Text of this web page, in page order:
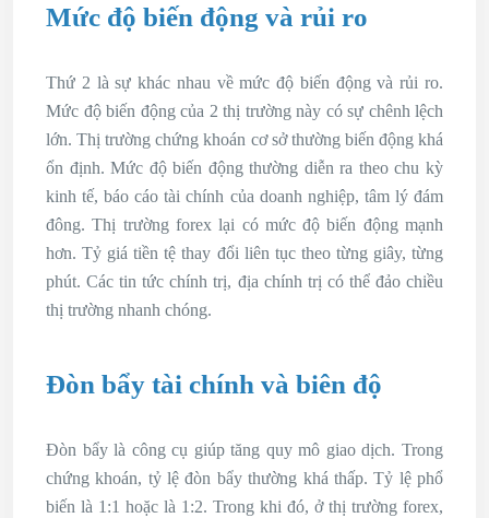
Mức độ biến động và rủi ro
Thứ 2 là sự khác nhau về mức độ biến động và rủi ro.
Mức độ biến động của 2 thị trường này có sự chênh lệch
lớn. Thị trường chứng khoán cơ sở thường biến động khá
ổn định. Mức độ biến động thường diễn ra theo chu kỳ
kinh tế, báo cáo tài chính của doanh nghiệp, tâm lý đám
đông. Thị trường forex lại có mức độ biến động mạnh
hơn. Tỷ giá tiền tệ thay đổi liên tục theo từng giây, từng
phút. Các tin tức chính trị, địa chính trị có thể đảo chiều
thị trường nhanh chóng.
Đòn bẩy tài chính và biên độ
Đòn bẩy là công cụ giúp tăng quy mô giao dịch. Trong
chứng khoán, tỷ lệ đòn bẩy thường khá thấp. Tỷ lệ phổ
biến là 1:1 hoặc là 1:2. Trong khi đó, ở thị trường forex,